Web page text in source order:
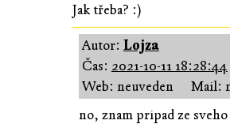
Jak třeba? :)
Autor: Lojza
Čas: 2021-10-11 18:28:44
Web: neuveden
Mail:
no, znam pripad ze